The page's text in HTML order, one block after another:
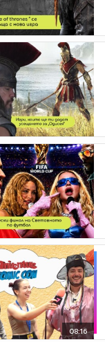
08:16